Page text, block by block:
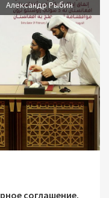
Александр Рыбин
соглашение.